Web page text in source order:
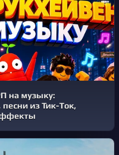
на музыку:
из Тик-Ток,